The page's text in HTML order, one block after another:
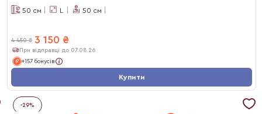
50 см L 50 см
4 450 ₴ 3 150 ₴
При відправці до 07.08.26
+157 бонусів
Купити
-29%